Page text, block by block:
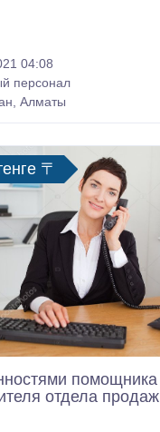
04:08
персонал
Алматы
〒
помощника
отдела продаж